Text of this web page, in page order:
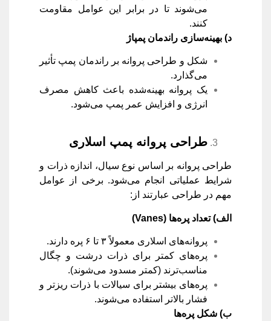
می‌شوند تا در برابر این عوامل مقاومت
کنند.
د) بهینه‌سازی راندمان پمپاژ
شکل و طراحی پروانه بر راندمان پمپ تأثیر
می‌گذارد.
یک پروانه بهینه‌شده باعث کاهش مصرف
انرژی و افزایش عمر پمپ می‌شود.
طراحی پروانه پمپ اسلاری
طراحی پروانه بر اساس نوع سیال، اندازه ذرات و
شرایط عملیاتی انجام می‌شود. برخی از عوامل
مهم در طراحی عبارتند از:
الف) تعداد پره‌ها (Vanes)
پروانه‌های اسلاری معمولاً ۳ تا ۶ پره دارند.
پره‌های کمتر برای ذرات درشت و چگال
مناسب‌ترند (کمتر مسدود می‌شوند).
پره‌های بیشتر برای سیالات با ذرات ریزتر و
فشار بالاتر استفاده می‌شوند.
ب) شکل پره‌ها